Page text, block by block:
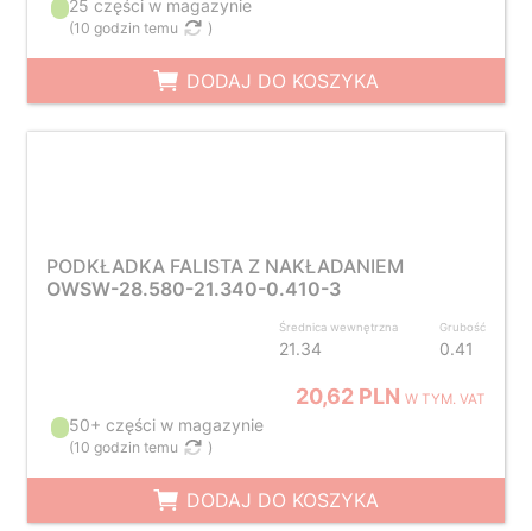
25 części w magazynie
(10 godzin temu )
DODAJ DO KOSZYKA
PODKŁADKA FALISTA Z NAKŁADANIEM
OWSW-28.580-21.340-0.410-3
Średnica wewnętrzna
21.34
Grubość
0.41
20,62 PLNW TYM. VAT
50+ części w magazynie
(10 godzin temu )
DODAJ DO KOSZYKA